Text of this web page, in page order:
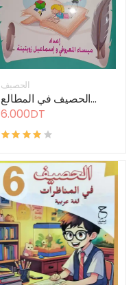
الحصيف
الحصيف في المطالع...
6.000DT